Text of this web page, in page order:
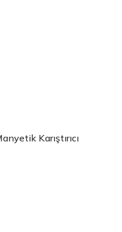
Karıştırıcı